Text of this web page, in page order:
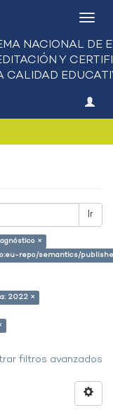
Ir
×
repo/semantics/
2022 ×
filtros avanzados